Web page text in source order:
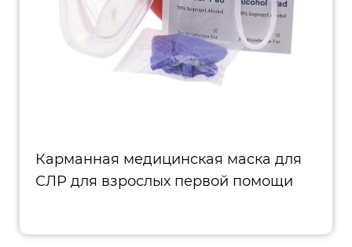
Карманная медицинская маска для
СЛР для взрослых первой помощи